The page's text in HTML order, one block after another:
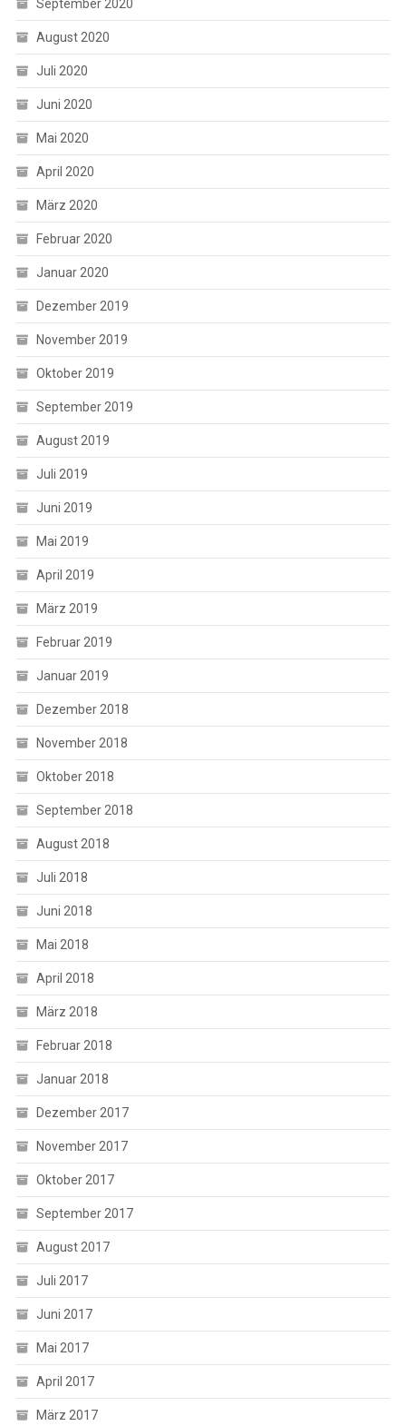
September 2020
August 2020
Juli 2020
Juni 2020
Mai 2020
April 2020
März 2020
Februar 2020
Januar 2020
Dezember 2019
November 2019
Oktober 2019
September 2019
August 2019
Juli 2019
Juni 2019
Mai 2019
April 2019
März 2019
Februar 2019
Januar 2019
Dezember 2018
November 2018
Oktober 2018
September 2018
August 2018
Juli 2018
Juni 2018
Mai 2018
April 2018
März 2018
Februar 2018
Januar 2018
Dezember 2017
November 2017
Oktober 2017
September 2017
August 2017
Juli 2017
Juni 2017
Mai 2017
April 2017
März 2017